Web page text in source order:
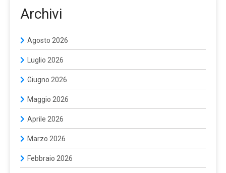
Archivi
Agosto 2026
Luglio 2026
Giugno 2026
Maggio 2026
Aprile 2026
Marzo 2026
Febbraio 2026